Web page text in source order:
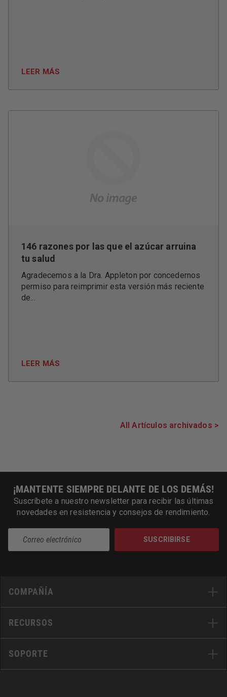
LEER MÁS
146 razones por las que el azúcar arruina
tu salud
Agradecemos a la Dra. Appleton por concedernos
permiso para reimprimir esta versión más reciente
de...
LEER MÁS
All Artículos archivados >
¡MANTENTE SIEMPRE DELANTE DE LOS DEMÁS!
Suscríbete a nuestro newsletter para recibir las últimas
novedades en resistencia y consejos de rendimiento.
SUSCRIBIRSE
COMPAÑÍA
RECURSOS
SOPORTE